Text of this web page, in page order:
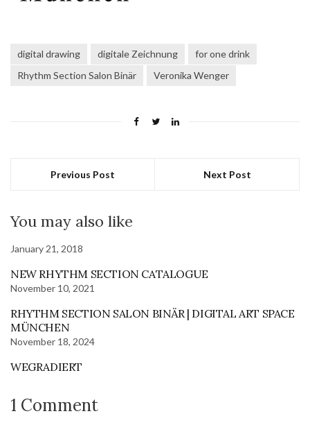
digital drawing digitale Zeichnung
for one drink
Rhythm Section Salon Binär
Veronika Wenger
Previous Post Next Post
You may also like
January 21, 2018
NEW RHYTHM SECTION CATALOGUE
November 10, 2021
RHYTHM SECTION SALON BINÄR | DIGITAL ART SPACE
MÜNCHEN
November 18, 2024
WEGRADIERT
1 Comment